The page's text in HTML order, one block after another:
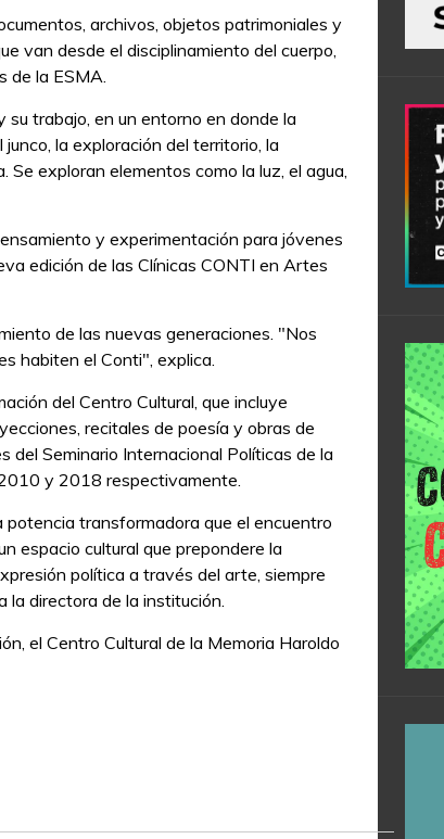
archivos, objetos patrimoniales y
van desde el disciplinamiento del cuerpo,
de la ESMA.
trabajo, en un entorno en donde la
la exploración del territorio, la
exploran elementos como la luz, el agua,
y experimentación para jóvenes
edición de las Clínicas CONTI en Artes
de las nuevas generaciones. "Nos
habiten el Conti", explica.
del Centro Cultural, que incluye
recitales de poesía y obras de
del Seminario Internacional Políticas de la
y 2018 respectivamente.
transformadora que el encuentro
espacio cultural que prepondere la
política a través del arte, siempre
la directora de la institución.
el Centro Cultural de la Memoria Haroldo